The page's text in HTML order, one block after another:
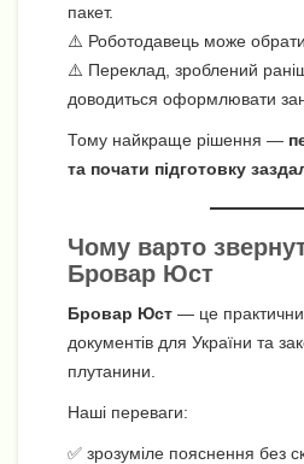
пакет.
⚠️ Роботодавець може обрати
⚠️ Переклад, зроблений
доводиться оформлювати
Тому найкраще рішення —
та почати підготовку
Чому варто
Бровар Юст
Бровар Юст — це
документів для України та
плутанини.
Наші переваги:
✅ зрозуміле пояснення без